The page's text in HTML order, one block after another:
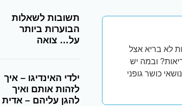
לא בריא אצל
ובמה יש
כושר גופני
תשובות לשאלות
הבוערות ביותר
על… צואה
ילדי האינדיגו – איך
לזהות אותם ואיך
להגן עליהם – אדית